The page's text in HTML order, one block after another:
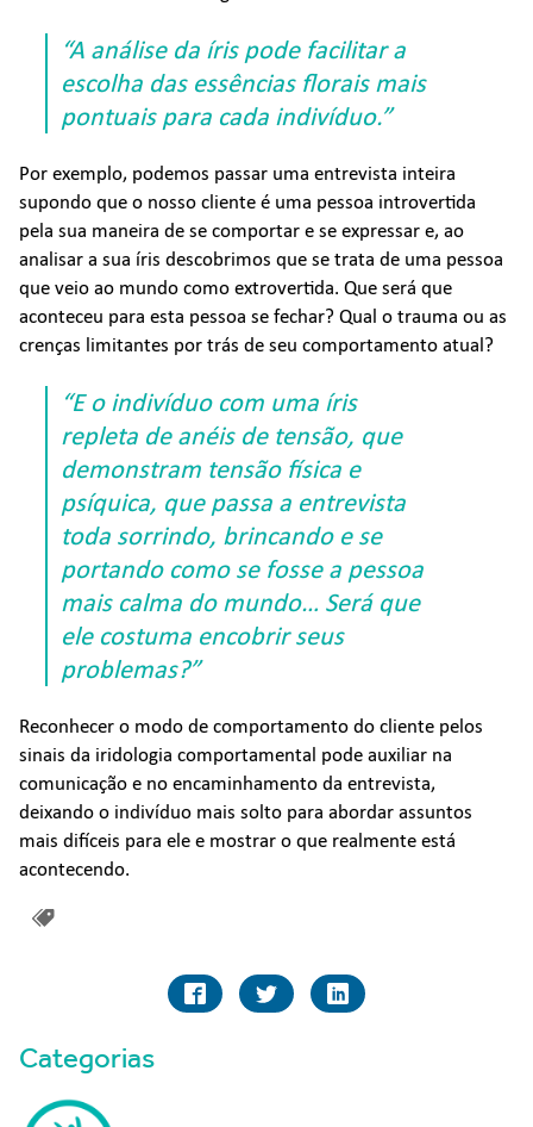
“A análise da íris pode facilitar a
escolha das essências florais mais
pontuais para cada indivíduo.”
Por exemplo, podemos passar uma entrevista inteira
supondo que o nosso cliente é uma pessoa introvertida
pela sua maneira de se comportar e se expressar e, ao
analisar a sua íris descobrimos que se trata de uma pessoa
que veio ao mundo como extrovertida. Que será que
aconteceu para esta pessoa se fechar? Qual o trauma ou as
crenças limitantes por trás de seu comportamento atual?
“E o indivíduo com uma íris
repleta de anéis de tensão, que
demonstram tensão física e
psíquica, que passa a entrevista
toda sorrindo, brincando e se
portando como se fosse a pessoa
mais calma do mundo… Será que
ele costuma encobrir seus
problemas?”
Reconhecer o modo de comportamento do cliente pelos
sinais da iridologia comportamental pode auxiliar na
comunicação e no encaminhamento da entrevista,
deixando o indivíduo mais solto para abordar assuntos
mais difíceis para ele e mostrar o que realmente está
acontecendo.
Categorias